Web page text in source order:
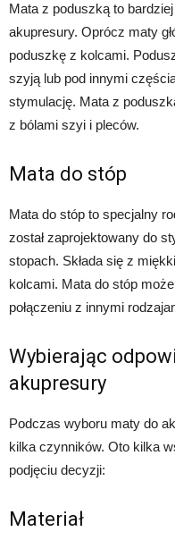
Mata z poduszką to
akupresury. Oprócz maty
poduszkę z kolcami.
szyją lub pod innymi
stymulację. Mata z
z bólami szyi i pleców.
Mata do stóp
Mata do stóp to specjalny
został zaprojektowany do
stopach. Składa się z
kolcami. Mata do stóp
połączeniu z innymi
Wybierając
akupresury
Podczas wyboru maty do
kilka czynników. Oto kilka
podjęciu decyzji:
Materiał